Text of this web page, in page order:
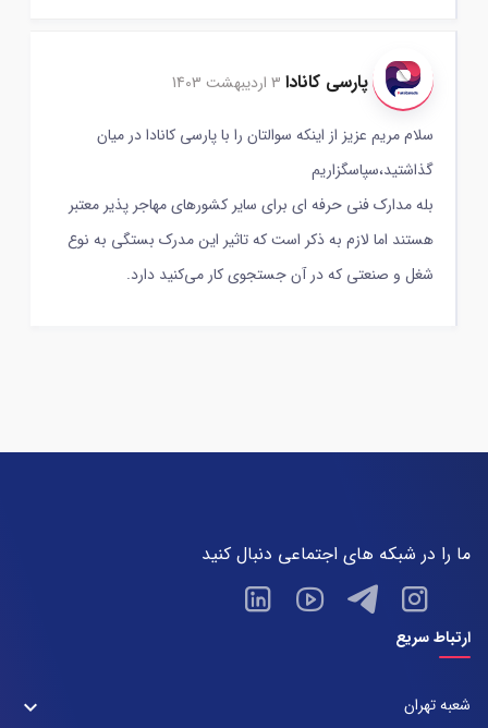
پارسی کانادا 3 اردیبهشت 1403
سلام مریم عزیز از اینکه سوالتان را با پارسی کانادا در میان
گذاشتید،سپاسگزاریم
بله مدارک فنی حرفه ای برای سایر کشورهای مهاجر پذیر معتبر
هستند اما لازم به ذکر است که تاثیر این مدرک بستگی به نوع
شغل و صنعتی که در آن جستجوی کار می‌کنید دارد.
ارتباط سریع
شعبه تهران keyboard_arrow_down
ما را در شبکه های اجتماعی دنبال کنید